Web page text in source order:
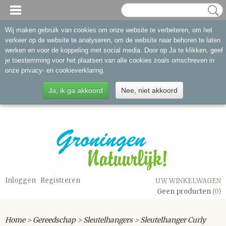
Inloggen Registreren
UW WINKELWAGEN
Geen producten (0)
Home>Gereedschap>Sleutelhangers>Sleutelhanger Curly
Wij maken gebruik van cookies om onze website te verbeteren, om het
verkeer op de website te analyseren, om de website naar behoren te laten
werken en voor de koppeling met social media. Door op Ja te klikken, geef
je toestemming voor het plaatsen van alle cookies zoals omschreven in
onze privacy- en cookieverklaring.
Ja, ik ga akkoord Nee, niet akkoord